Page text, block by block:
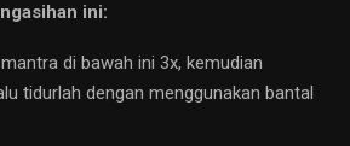
ini:
di bawah ini 3x, kemudian
tidurlah dengan menggunakan bantal